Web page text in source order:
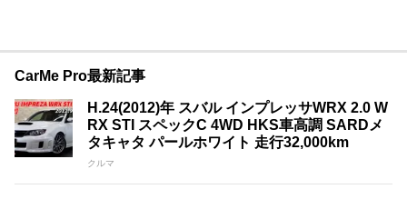
CarMe Pro最新記事
H.24(2012)年 スバル インプレッサWRX 2.0 W
RX STI スペックC 4WD HKS車高調 SARDメ
タキャタ パールホワイト 走行32,000km
クルマ